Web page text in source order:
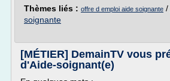
Thèmes liés : offre d emploi aide soignante /
soignante
[MÉTIER] DemainTV vous
d'Aide-soignant(e)